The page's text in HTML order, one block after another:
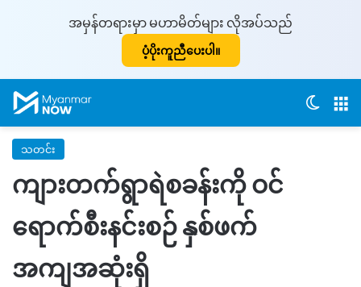
အမှန်တရားမှာ မဟာမိတ်များ လိုအပ်သည်
ပံ့ပိုးကူညီပေးပါ။
သတင်း
ကျားတက်ရွာရဲစခန်းကို ဝင်
ရောက်စီးနင်းစဉ် နှစ်ဖက်
အကျအဆုံးရှိ